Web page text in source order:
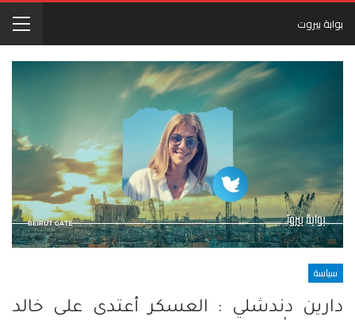
بوابة بيروت
سياسة
دارين دندشلي : العسكر أعتدى على خالد